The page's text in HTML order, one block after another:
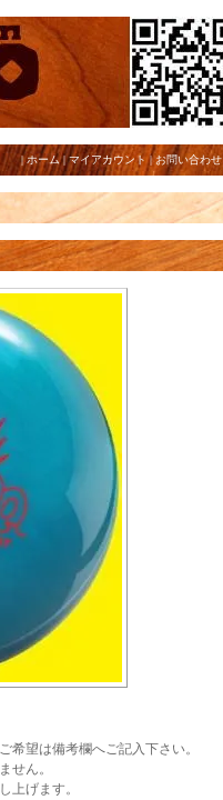
|ホーム|マイアカウント | お問い合わせ
希望は備考欄へご記入下さい。
せん。
上げます。